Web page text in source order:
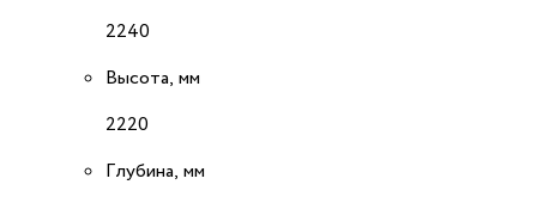
2240
Высота, мм
2220
Глубина, мм